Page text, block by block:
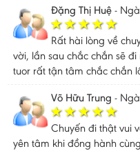
Đặng Thị Huệ -
Rất hài lòng về
vời, lần sau chắc chắn sẽ
tuor rất tận tâm chắc chắn
Võ Hữu Trung -
Chuyến đi thật vui
yên tâm khi đồng hành